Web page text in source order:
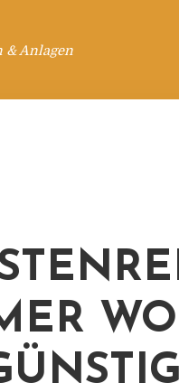
Anlagen